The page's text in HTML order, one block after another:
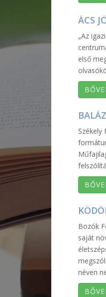
ÁCS
„Az
első
Székely
Bozók
saját
néven